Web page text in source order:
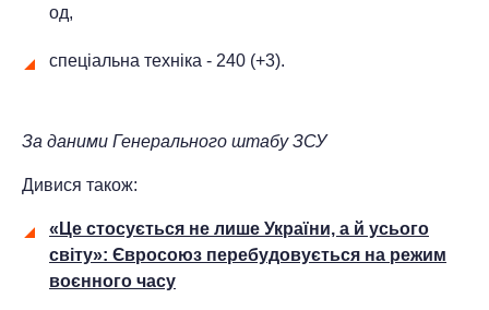
од,
спеціальна техніка - 240 (+3).
За даними Генерального штабу ЗСУ
Дивися також:
«Це стосується не лише України, а й усього
світу»: Євросоюз перебудовується на режим
воєнного часу